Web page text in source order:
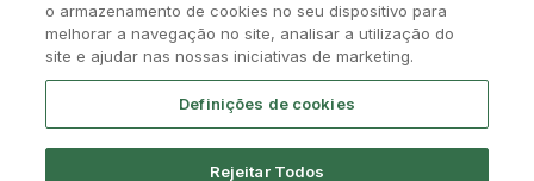
o armazenamento de cookies no seu dispositivo para
melhorar a navegação no site, analisar a utilização do
site e ajudar nas nossas iniciativas de marketing.
Definições de cookies
Rejeitar Todos